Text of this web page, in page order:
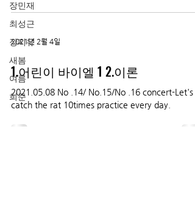
장민재
최성근
장지유
새봄
여름
희준
2021년 2월 4일
1.어린이 바이엘 1 2.이론
2021.05.08 No .14/ No.15/No .16 concert-Let's
catch the rat 10times practice every day.